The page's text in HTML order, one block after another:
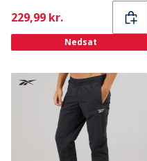
Current
229,99 kr.
Nedsat